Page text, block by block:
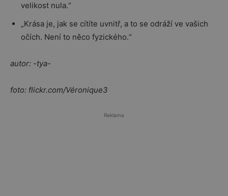
velikost nula.“
„Krása je, jak se cítíte uvnitř, a to se odráží ve vašich
očích. Není to něco fyzického.“
autor: -tya-
foto: flickr.com/Véronique3
Reklama